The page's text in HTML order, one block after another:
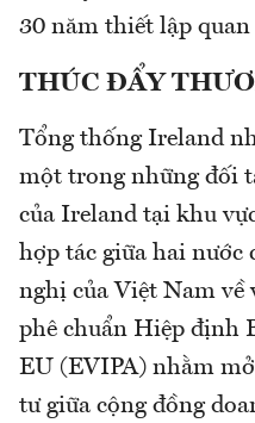
30 năm thiết lập quan
THÚC ĐẨY
Tổng thống Ireland
một trong những đối
của Ireland tại khu
hợp tác giữa hai
nghị của Việt Nam về
phê chuẩn Hiệp định
EU (EVIPA) nhằm
tư giữa cộng đồng